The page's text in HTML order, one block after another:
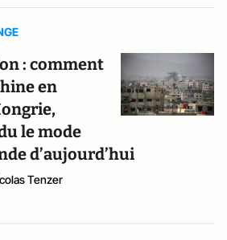
: comment
en
le mode
d’aujourd’hui
Tenzer